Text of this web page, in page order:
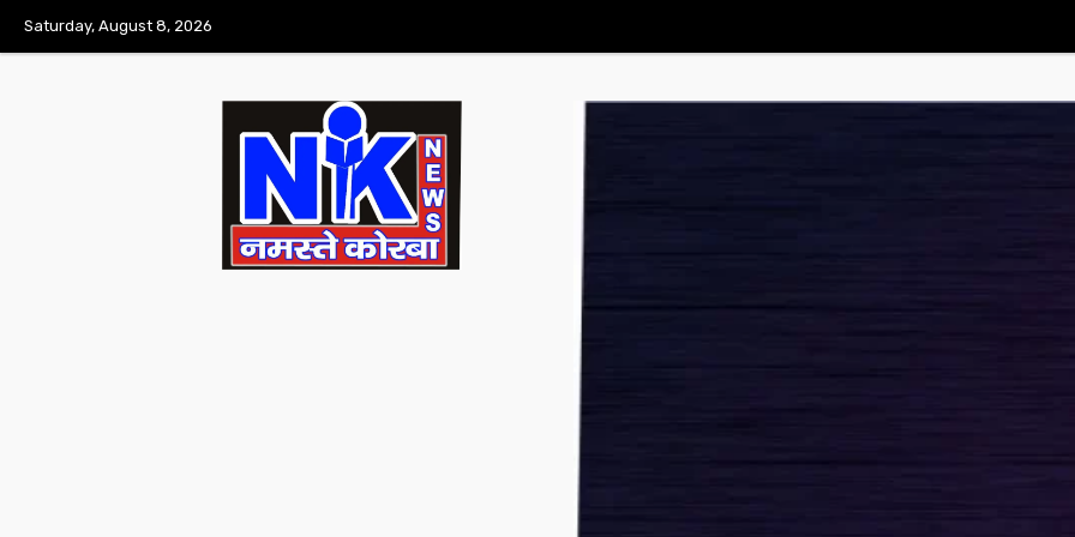
Saturday, August 8, 2026